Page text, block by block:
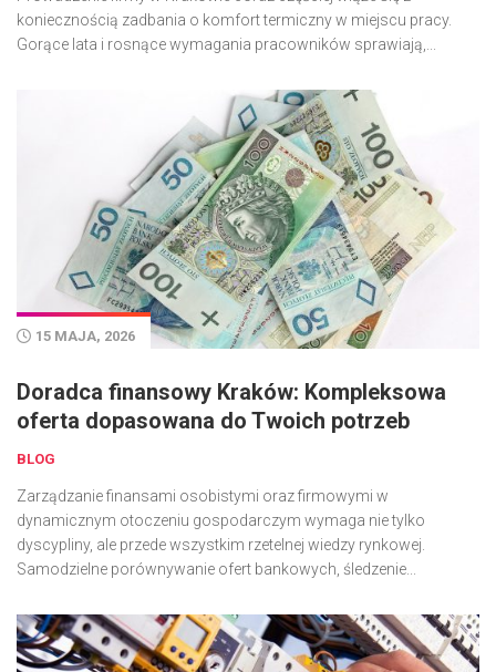
koniecznością zadbania o komfort termiczny w miejscu pracy.
Gorące lata i rosnące wymagania pracowników sprawiają,...
15 MAJA, 2026
Doradca finansowy Kraków: Kompleksowa
oferta dopasowana do Twoich potrzeb
BLOG
Zarządzanie finansami osobistymi oraz firmowymi w
dynamicznym otoczeniu gospodarczym wymaga nie tylko
dyscypliny, ale przede wszystkim rzetelnej wiedzy rynkowej.
Samodzielne porównywanie ofert bankowych, śledzenie...